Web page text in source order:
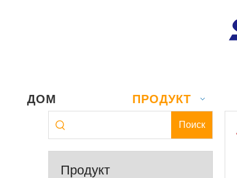
ДОМ ПРОДУКТ
Поиск
Продукт